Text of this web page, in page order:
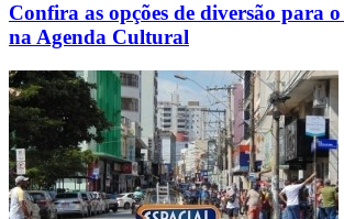
Confira as opções de diversão para
na Agenda Cultural